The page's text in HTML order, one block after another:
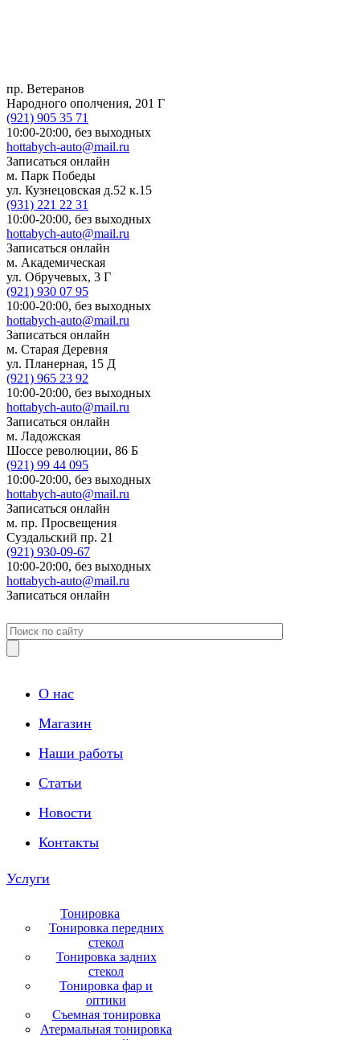
пр. Ветеранов
Народного ополчения, 201 Г
(921) 905 35 71
10:00-20:00, без выходных
hottabych-auto@mail.ru
Записаться онлайн
м. Парк Победы
ул. Кузнецовская д.52 к.15
(931) 221 22 31
10:00-20:00, без выходных
hottabych-auto@mail.ru
Записаться онлайн
м. Академическая
ул. Обручевых, 3 Г
(921) 930 07 95
10:00-20:00, без выходных
hottabych-auto@mail.ru
Записаться онлайн
м. Старая Деревня
ул. Планерная, 15 Д
(921) 965 23 92
10:00-20:00, без выходных
hottabych-auto@mail.ru
Записаться онлайн
м. Ладожская
Шоссе революции, 86 Б
(921) 99 44 095
10:00-20:00, без выходных
hottabych-auto@mail.ru
Записаться онлайн
м. пр. Просвещения
Суздальский пр. 21
(921) 930-09-67
10:00-20:00, без выходных
hottabych-auto@mail.ru
Записаться онлайн
О нас
Магазин
Наши работы
Статьи
Новости
Контакты
Услуги
Тонировка
Тонировка передних
стекол
Тонировка задних
стекол
Тонировка фар и
оптики
Съемная тонировка
Атермальная тонировка